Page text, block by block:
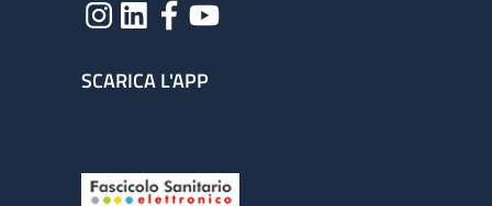
SCARICA L'APP